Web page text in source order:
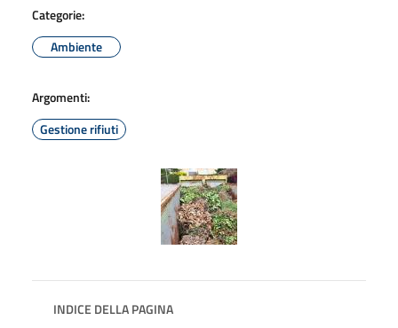
Categorie:
Ambiente
Argomenti:
Gestione rifiuti
INDICE DELLA PAGINA